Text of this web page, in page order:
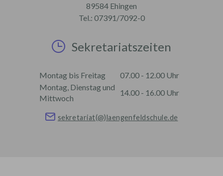
89584 Ehingen
Tel.: 07391/7092-0
Sekretariatszeiten
Montag bis Freitag
07.00 - 12.00 Uhr
Montag, Dienstag und
Mittwoch
14.00 - 16.00 Uhr
sekretariat(@)laengenfeldschule.de